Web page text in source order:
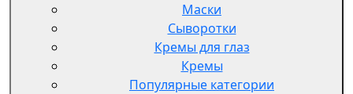
Маски
Сыворотки
Кремы для глаз
Кремы
Популярные категории